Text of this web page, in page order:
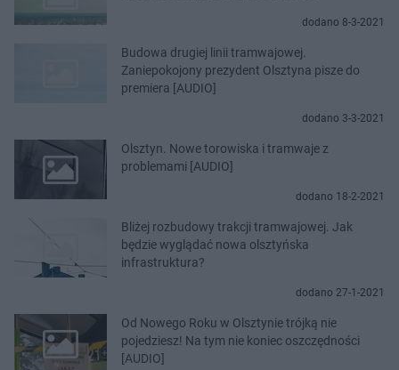
dodano 8-3-2021
Budowa drugiej linii tramwajowej.
Zaniepokojony prezydent Olsztyna pisze do
premiera [AUDIO]
dodano 3-3-2021
Olsztyn. Nowe torowiska i tramwaje z
problemami [AUDIO]
dodano 18-2-2021
Bliżej rozbudowy trakcji tramwajowej. Jak
będzie wyglądać nowa olsztyńska
infrastruktura?
dodano 27-1-2021
Od Nowego Roku w Olsztynie trójką nie
pojedziesz! Na tym nie koniec oszczędności
[AUDIO]